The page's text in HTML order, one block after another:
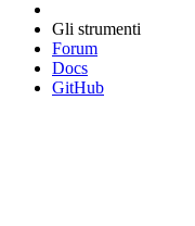
Gli strumenti
Forum
Docs
GitHub